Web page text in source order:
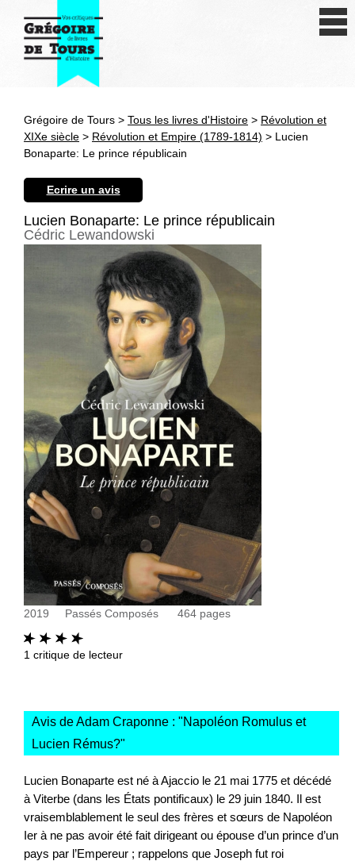
Antiquité
Révolution et XIXe siècle
XXe siècle
Autres civilisations
Thématiques
Grégoire de Tours > Tous les livres d'Histoire > Révolution et
XIXe siècle > Révolution et Empire (1789-1814) > Lucien
Bonaparte: Le prince républicain
Ecrire un avis
Lucien Bonaparte: Le prince républicain
Cédric Lewandowski
2019 Passés Composés 464 pages
1 critique de lecteur
Avis de Adam Craponne : "Napoléon Romulus et
Lucien Rémus?"
Lucien Bonaparte est né à Ajaccio le 21 mai 1775 et décédé
à Viterbe (dans les États pontificaux) le 29 juin 1840. Il est
vraisemblablement le seul des frères et sœurs de Napoléon
Ier à ne pas avoir été fait dirigeant ou épouse d’un prince d’un
pays par l’Empereur ; rappelons que Joseph fut roi